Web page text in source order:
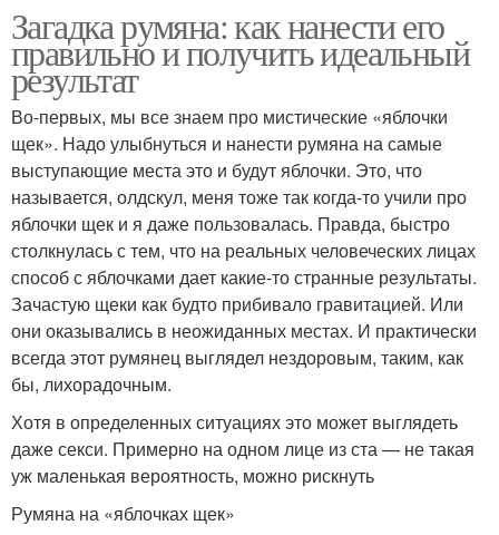
Загадка румяна: как нанести его
правильно и получить идеальный
результат
Во-первых, мы все знаем про мистические «яблочки
щек». Надо улыбнуться и нанести румяна на самые
выступающие места это и будут яблочки. Это, что
называется, олдскул, меня тоже так когда-то учили про
яблочки щек и я даже пользовалась. Правда, быстро
столкнулась с тем, что на реальных человеческих лицах
способ с яблочками дает какие-то странные результаты.
Зачастую щеки как будто прибивало гравитацией. Или
они оказывались в неожиданных местах. И практически
всегда этот румянец выглядел нездоровым, таким, как
бы, лихорадочным.
Хотя в определенных ситуациях это может выглядеть
даже секси. Примерно на одном лице из ста — не такая
уж маленькая вероятность, можно рискнуть
Румяна на «яблочках щек»